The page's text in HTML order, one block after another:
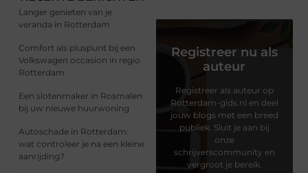
Langer genieten van je
veranda in Rotterdam
Comfort als pluspunt bij een
Volkswagen occasion in regio
Rotterdam
Een slotenmaker in Rosmalen
bij uw nieuwe huurwoning
Autoschade in Rotterdam:
wat controleer je na een kleine
aanrijding?
Registreer nu als
auteur
Registreer als auteur op
Rotterdam-gids.nl en deel
jouw blogs met een breed
publiek. Sluit je aan bij
onze
schrijverscommunity en
vergroot je bereik.